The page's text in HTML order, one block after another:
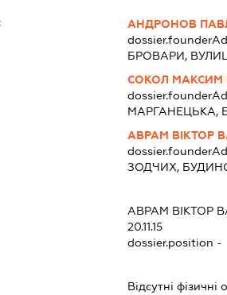
АНДРОНОВ
БРОВАРИ,
СОКОЛ
МАРГАНЕЦЬКА,
АВРАМ ВІКТОР
ЗОДЧИХ,
АВРАМ ВІКТОР
20.11.15
dossier.position -
Відсутні фізичні